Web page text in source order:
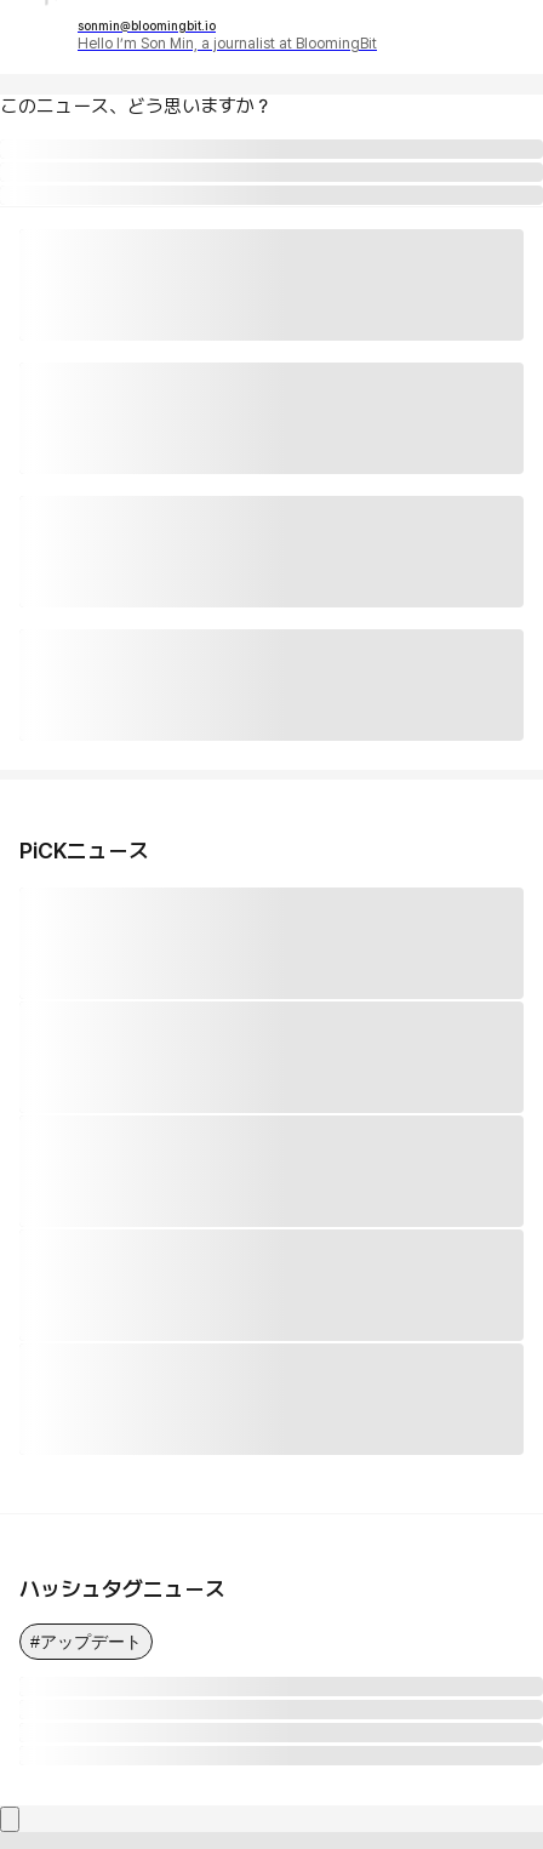
sonmin@bloomingbit.io
Hello I’m Son Min, a journalist at BloomingBit
このニュース、どう思いますか？
PiCKニュース
ハッシュタグニュース
#アップデート